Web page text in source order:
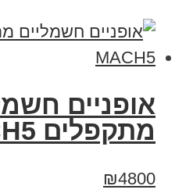
‏אופניים
‏מתקפלים Stark MACH5
₪4800